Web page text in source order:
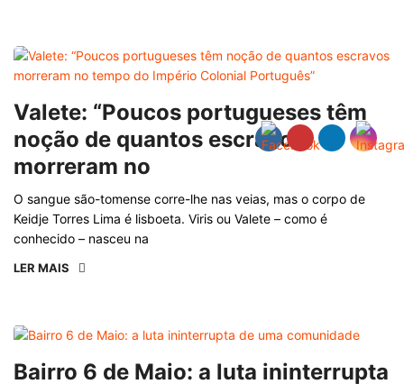
Valete: “Poucos portugueses têm
noção de quantos escravos
morreram no
O sangue são-tomense corre-lhe nas veias, mas o corpo de
Keidje Torres Lima é lisboeta. Viris ou Valete – como é
conhecido – nasceu na
LER MAIS
Bairro 6 de Maio: a luta ininterrupta